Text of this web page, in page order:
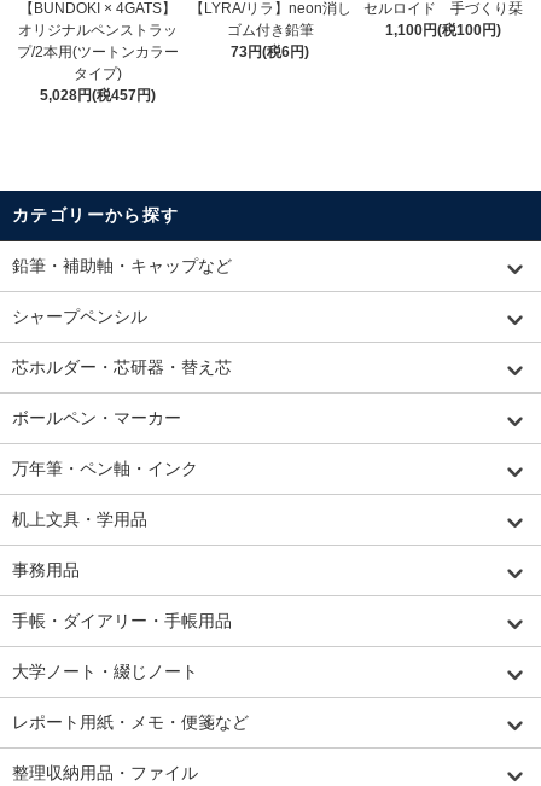
【BUNDOKI × 4GATS】
オリジナルペンストラッ
プ/2本用(ツートンカラー
タイプ)
5,028円(税457円)
【LYRA/リラ】neon消し
ゴム付き鉛筆
73円(税6円)
セルロイド 手づくり栞
1,100円(税100円)
カテゴリーから探す
鉛筆・補助軸・キャップなど
シャープペンシル
芯ホルダー・芯研器・替え芯
ボールペン・マーカー
万年筆・ペン軸・インク
机上文具・学用品
事務用品
手帳・ダイアリー・手帳用品
大学ノート・綴じノート
レポート用紙・メモ・便箋など
整理収納用品・ファイル